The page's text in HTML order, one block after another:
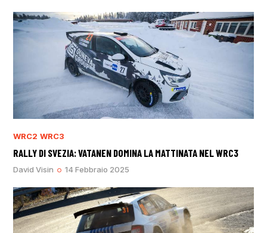
WRC2 WRC3
RALLY DI SVEZIA: VATANEN DOMINA LA MATTINATA NEL WRC3
David Visin 14 Febbraio 2025